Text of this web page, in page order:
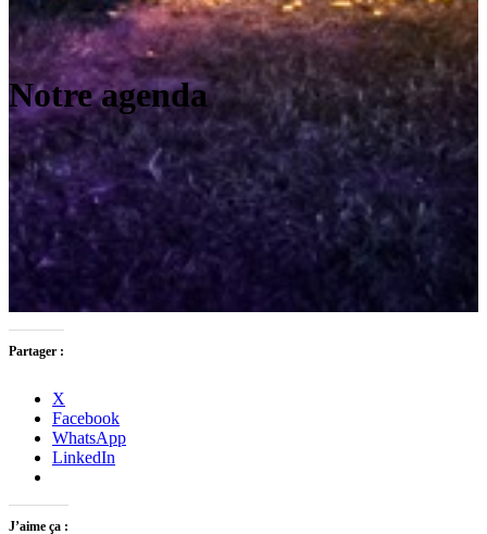
Notre agenda
Partager :
X
Facebook
WhatsApp
LinkedIn
J’aime ça :